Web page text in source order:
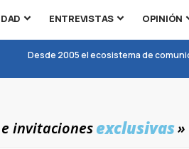
ENTREVISTAS OPINIÓN
Desde 2005 el ecosistema de
invitacionesexclusivas»